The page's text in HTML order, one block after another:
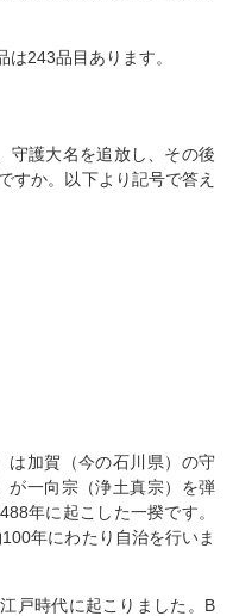
243品目あります。
守護大名を追放し、その後
すか。以下より記号で答え
加賀（今の石川県）の守
が一向宗（浄土真宗）を弾
年に起こした一揆です。
年にわたり自治を行いま
戸時代に起こりました。B